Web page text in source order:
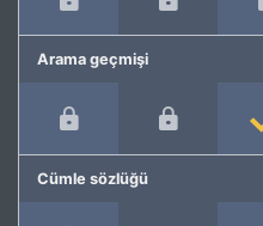
Arama geçmişi
Cümle sözlüğü